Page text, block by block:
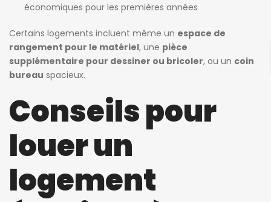
économiques pour les premières années
Certains logements incluent même un espace de
rangement pour le matériel, une pièce
supplémentaire pour dessiner ou bricoler, ou un coin
bureau spacieux.
Conseils pour
louer un
logement